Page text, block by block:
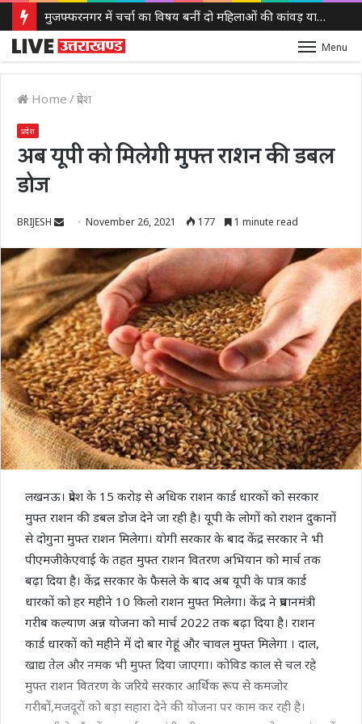
मुजफ्फरनगर में चर्चा का विषय बनीं दो महिलाओं की कांवड़ यात्रा, हरिद्वार से गंगाजल लेकर पहुंचीं, सनातन अपनाने का किया दावा
Menu
Home /प्रदेश
प्रदेश
अब यूपी को मिलेगी मुफ्त राशन की डबल
डोज
BRIJESH
Send
email
November 26, 2021 177 1 minute read
लखनऊ। प्रदेश के 15 करोड़ से अधिक राशन कार्ड धारकों को सरकार
मुफ्त राशन की डबल डोज देने जा रही है। यूपी के लोगों को राशन दुकानों
से दोगुना मुफ्त राशन मिलेगा। योगी सरकार के बाद केंद्र सरकार ने भी
पीएमजीकेएवाई के तहत मुफ्त राशन वितरण अभियान को मार्च तक
बढ़ा दिया है। केंद्र सरकार के फैसले के बाद अब यूपी के पात्र कार्ड
धारकों को हर महीने 10 किलो राशन मुफ्त मिलेगा। केंद्र ने प्रधानमंत्री
गरीब कल्याण अन्न योजना को मार्च 2022 तक बढ़ा दिया है। राशन
कार्ड धारकों को महीने में दो बार गेहूं और चावल मुफ्त मिलेगा । दाल,
खाद्य तेल और नमक भी मुफ्त दिया जाएगा। कोविड काल से चल रहे
मुफ्त राशन वितरण के जरिये सरकार आर्थिक रूप से कमजोर
गरीबों,मजदूरों को बड़ा सहारा देने की योजना पर काम कर रही है।